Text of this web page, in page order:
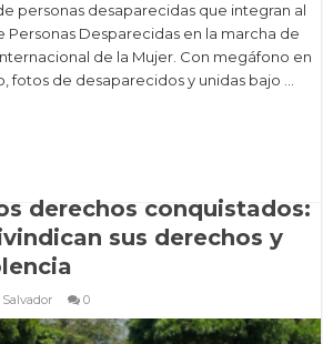
personas desaparecidas que integran al
Desparecidas en la marcha de
de la Mujer. Con megáfono en
fotos de desaparecidos y unidas bajo …
derechos conquistados:
sus derechos y
Salvador 0